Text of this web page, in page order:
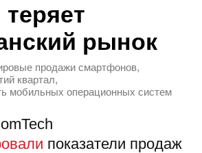
рынок
продажи смартфонов,
квартал,
мобильных операционных систем
показатели продаж